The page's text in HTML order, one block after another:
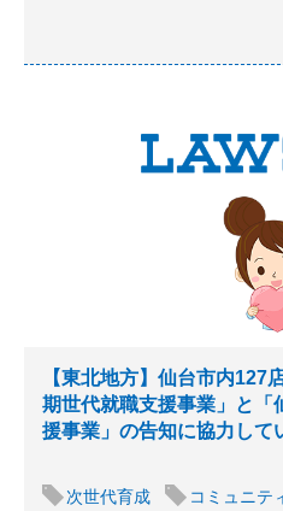
【東北地方】仙台市内127
期世代就職支援事業」と「
援事業」の告知に協力して
次世代育成 コミュニテ